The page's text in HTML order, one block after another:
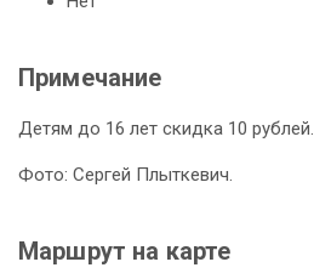
Примечание
Детям до 16 лет скидка 10 рублей.
Фото: Сергей Плыткевич.
Маршрут на карте